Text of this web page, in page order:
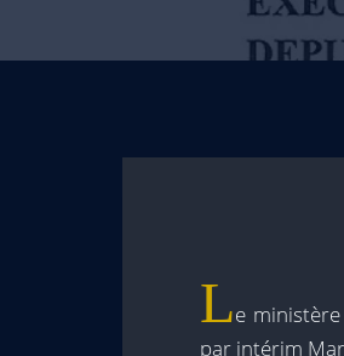
Le
par intérim